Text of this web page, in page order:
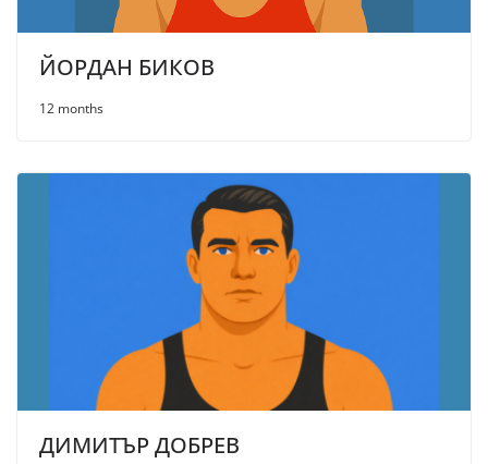
ЙОРДАН БИКОВ
12 months
ДИМИТЪР ДОБРЕВ